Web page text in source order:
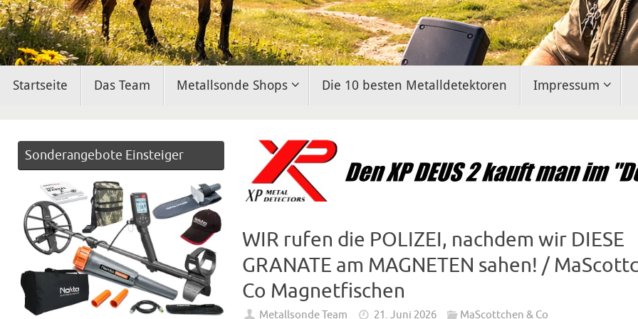
InhaltStartseite Das Team Metallsonde Shops Die 10 besten Metalldetektoren Impressum
WIR rufen die POLIZEI, nachdem wir DIESE
GRANATE am MAGNETEN sahen! /
Co Magnetfischen
Metallsonde Team 21. Juni 2026 MaScottchen & Co
Sonderangebote Einsteiger